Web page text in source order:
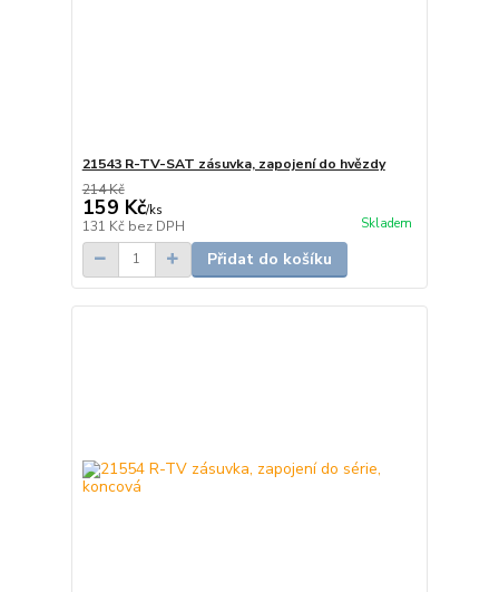
21543 R-TV-SAT zásuvka, zapojení do hvězdy
214 Kč
159 Kč/ks
131 Kč bez DPH Skladem
Přidat do košíku